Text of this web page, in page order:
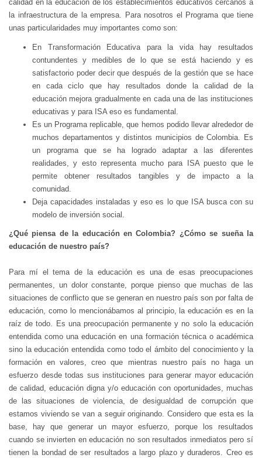
calidad en la educación de los establecimientos educativos cercanos a
la infraestructura de la empresa. Para nosotros el Programa que tiene
unas particularidades muy importantes como son:
En Transformación Educativa para la vida hay resultados
contundentes y medibles de lo que se está haciendo y es
satisfactorio poder decir que después de la gestión que se hace
en cada ciclo que hay resultados donde la calidad de la
educación mejora gradualmente en cada una de las instituciones
educativas y para ISA eso es fundamental.
Es un Programa replicable, que hemos podido llevar alrededor de
muchos departamentos y distintos municipios de Colombia. Es
un programa que se ha logrado adaptar a las diferentes
realidades, y esto representa mucho para ISA puesto que le
permite obtener resultados tangibles y de impacto a la
comunidad.
Deja capacidades instaladas y eso es lo que ISA busca con su
modelo de inversión social.
¿Qué piensa de la educación en Colombia? ¿Cómo se sueña la
educación de nuestro país?
Para mí el tema de la educación es una de esas preocupaciones
permanentes, un dolor constante, porque pienso que muchas de las
situaciones de conflicto que se generan en nuestro país son por falta de
educación, como lo mencionábamos al principio, la educación es en la
raíz de todo. Es una preocupación permanente y no solo la educación
entendida como una educación en una formación técnica o académica
sino la educación entendida como todo el ámbito del conocimiento y la
formación en valores, creo que mientras nuestro país no haga un
esfuerzo desde todas sus instituciones para generar mayor educación
de calidad, educación digna y/o educación con oportunidades, muchas
de las situaciones de violencia, de desigualdad de corrupción que
estamos viviendo se van a seguir originando. Considero que esta es la
base, hay que generar un mayor esfuerzo, porque los resultados
cuando se invierten en educación no son resultados inmediatos pero sí
tienen la bondad de ser resultados a largo plazo y duraderos. Creo es